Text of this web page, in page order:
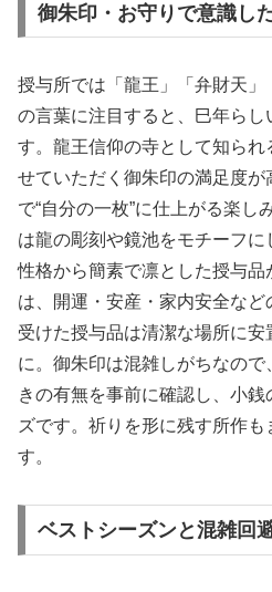
御朱印・お守りで意識し
授与所では「龍王」「弁財天
の言葉に注目すると、巳年らし
す。龍王信仰の寺として知ら
せていただく御朱印の満足度が
で“自分の一枚”に仕上がる楽し
は龍の彫刻や鏡池をモチーフ
性格から簡素で凛とした授与
は、開運・安産・家内安全など
受けた授与品は清潔な場所に
に。御朱印は混雑しがちなの
きの有無を事前に確認し、小
ズです。祈りを形に残す所作も
す。
ベストシーズンと混雑回